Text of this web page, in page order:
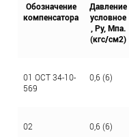
Обозначение
компенсатора
Давление
условное
, Ру, Мпа.
(кгс/см2)
01 ОСТ 34-10-
569
0,6 (6)
02 0,6 (6)